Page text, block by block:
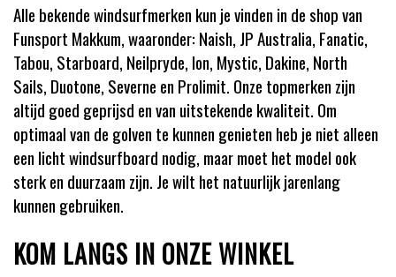
Alle bekende windsurfmerken kun je vinden in de shop van
Funsport Makkum, waaronder: Naish, JP Australia, Fanatic,
Tabou, Starboard, Neilpryde, Ion, Mystic, Dakine, North
Sails, Duotone, Severne en Prolimit. Onze topmerken zijn
altijd goed geprijsd en van uitstekende kwaliteit. Om
optimaal van de golven te kunnen genieten heb je niet alleen
een licht windsurfboard nodig, maar moet het model ook
sterk en duurzaam zijn. Je wilt het natuurlijk jarenlang
kunnen gebruiken.
KOM LANGS IN ONZE WINKEL